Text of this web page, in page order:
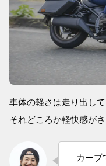
車体の軽さは走り出し
それどころか軽快感が
カーブ